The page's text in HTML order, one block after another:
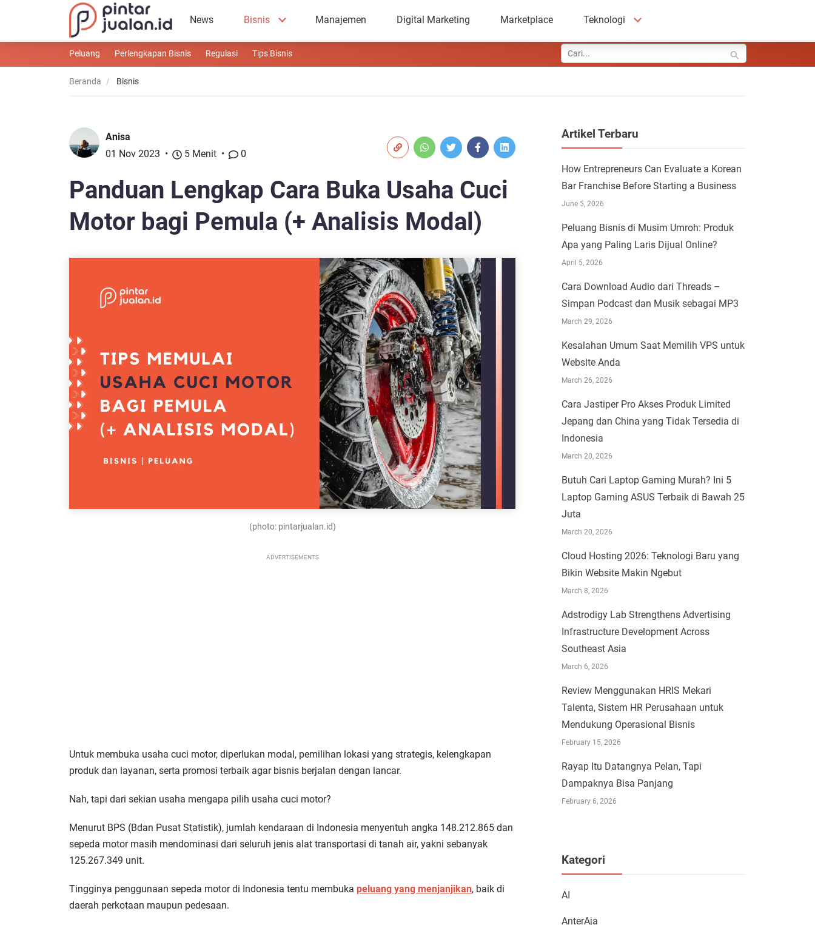
News Bisnis Manajemen Digital Marketing Marketplace Teknologi
Peluang Perlengkapan Bisnis Regulasi Tips Bisnis
Beranda Bisnis
Panduan Lengkap Cara Buka Usaha Cuci
Motor bagi Pemula (+ Analisis Modal)
Anisa
01 Nov 2023
5 Menit 0
(photo: pintarjualan.id)
ADVERTISEMENTS
Untuk membuka usaha cuci motor, diperlukan modal, pemilihan lokasi yang strategis, kelengkapan
produk dan layanan, serta promosi terbaik agar bisnis berjalan dengan lancar.
Nah, tapi dari sekian usaha mengapa pilih usaha cuci motor?
Menurut BPS (Bdan Pusat Statistik), jumlah kendaraan di Indonesia menyentuh angka 148.212.865 dan
sepeda motor masih mendominasi dari seluruh jenis alat transportasi di tanah air, yakni sebanyak
125.267.349 unit.
Tingginya penggunaan sepeda motor di Indonesia tentu membuka peluang yang menjanjikan, baik di
daerah perkotaan maupun pedesaan.
Artikel Terbaru
How Entrepreneurs Can Evaluate a Korean
Bar Franchise Before Starting a Business
June 5, 2026
Peluang Bisnis di Musim Umroh: Produk
Apa yang Paling Laris Dijual Online?
April 5, 2026
Cara Download Audio dari Threads –
Simpan Podcast dan Musik sebagai MP3
March 29, 2026
Kesalahan Umum Saat Memilih VPS untuk
Website Anda
March 26, 2026
Cara Jastiper Pro Akses Produk Limited
Jepang dan China yang Tidak Tersedia di
Indonesia
March 20, 2026
Butuh Cari Laptop Gaming Murah? Ini 5
Laptop Gaming ASUS Terbaik di Bawah 25
Juta
March 20, 2026
Cloud Hosting 2026: Teknologi Baru yang
Bikin Website Makin Ngebut
March 8, 2026
Adstrodigy Lab Strengthens Advertising
Infrastructure Development Across
Southeast Asia
March 6, 2026
Review Menggunakan HRIS Mekari
Talenta, Sistem HR Perusahaan untuk
Mendukung Operasional Bisnis
February 15, 2026
Rayap Itu Datangnya Pelan, Tapi
Dampaknya Bisa Panjang
February 6, 2026
Kategori
AI
AnterAja